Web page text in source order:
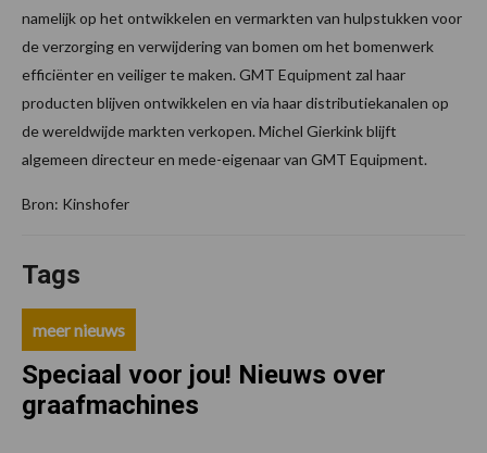
namelijk op het ontwikkelen en vermarkten van hulpstukken voor
de verzorging en verwijdering van bomen om het bomenwerk
efficiënter en veiliger te maken. GMT Equipment zal haar
producten blijven ontwikkelen en via haar distributiekanalen op
de wereldwijde markten verkopen. Michel Gierkink blijft
algemeen directeur en mede-eigenaar van GMT Equipment.
Bron: Kinshofer
Tags
meer nieuws
Speciaal voor jou! Nieuws over
graafmachines